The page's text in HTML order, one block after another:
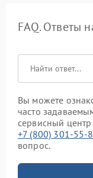
FAQ. Ответы
Вы можете
часто
сервисный
+7 (800) 301-55-
вопрос.